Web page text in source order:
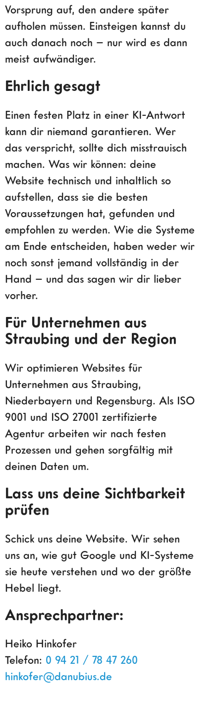
Vorsprung auf, den andere später
aufholen müssen. Einsteigen kannst du
auch danach noch – nur wird es dann
meist aufwändiger.
Ehrlich gesagt
Einen festen Platz in einer KI-Antwort
kann dir niemand garantieren. Wer
das verspricht, sollte dich misstrauisch
machen. Was wir können: deine
Website technisch und inhaltlich so
aufstellen, dass sie die besten
Voraussetzungen hat, gefunden und
empfohlen zu werden. Wie die Systeme
am Ende entscheiden, haben weder wir
noch sonst jemand vollständig in der
Hand – und das sagen wir dir lieber
vorher.
Für Unternehmen aus
Straubing und der Region
Wir optimieren Websites für
Unternehmen aus Straubing,
Niederbayern und Regensburg. Als ISO
9001 und ISO 27001 zertifizierte
Agentur arbeiten wir nach festen
Prozessen und gehen sorgfältig mit
deinen Daten um.
Lass uns deine Sichtbarkeit
prüfen
Schick uns deine Website. Wir sehen
uns an, wie gut Google und KI-Systeme
sie heute verstehen und wo der größte
Hebel liegt.
Ansprechpartner:
Heiko Hinkofer
Telefon: 0 94 21 / 78 47 260
hinkofer@danubius.de